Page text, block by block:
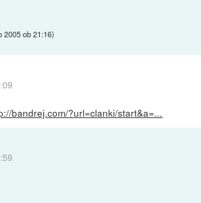
2005 ob 21:16)
bandrej.com/?url=clanki/start&a=...